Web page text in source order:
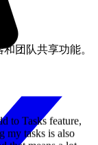
团队共享功能。